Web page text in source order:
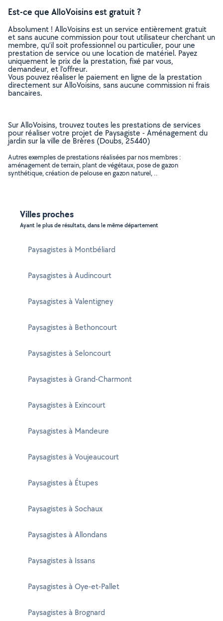
Est-ce que AlloVoisins est gratuit ?
Absolument ! AlloVoisins est un service entièrement gratuit
et sans aucune commission pour tout utilisateur cherchant un
membre, qu’il soit professionnel ou particulier, pour une
prestation de service ou une location de matériel. Payez
uniquement le prix de la prestation, fixé par vous,
demandeur, et l’offreur.
Vous pouvez réaliser le paiement en ligne de la prestation
directement sur AlloVoisins, sans aucune commission ni frais
bancaires.
Sur AlloVoisins, trouvez toutes les prestations de services
pour réaliser votre projet de Paysagiste - Aménagement du
jardin sur la ville de Brères (Doubs, 25440)
Autres exemples de prestations réalisées par nos membres :
aménagement de terrain, plant de végétaux, pose de gazon
synthétique, création de pelouse en gazon naturel, ..
Villes proches
Ayant le plus de résultats, dans le même département
Paysagistes à Montbéliard
Paysagistes à Audincourt
Paysagistes à Valentigney
Paysagistes à Bethoncourt
Paysagistes à Seloncourt
Paysagistes à Grand-Charmont
Paysagistes à Exincourt
Paysagistes à Mandeure
Paysagistes à Voujeaucourt
Paysagistes à Étupes
Paysagistes à Sochaux
Paysagistes à Allondans
Paysagistes à Issans
Paysagistes à Oye-et-Pallet
Paysagistes à Brognard